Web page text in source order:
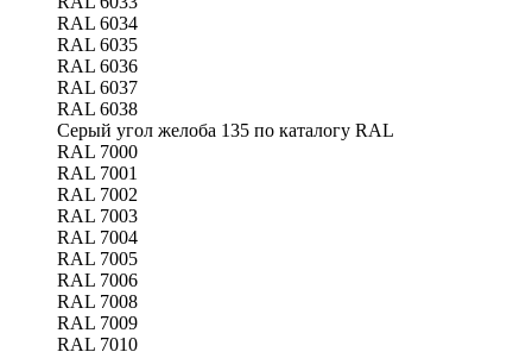
RAL 6034
RAL 6035
RAL 6036
RAL 6037
RAL 6038
Серый угол желоба 135 по каталогу RAL
RAL 7000
RAL 7001
RAL 7002
RAL 7003
RAL 7004
RAL 7005
RAL 7006
RAL 7008
RAL 7009
RAL 7010